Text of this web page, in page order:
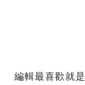
編輯最喜歡就是